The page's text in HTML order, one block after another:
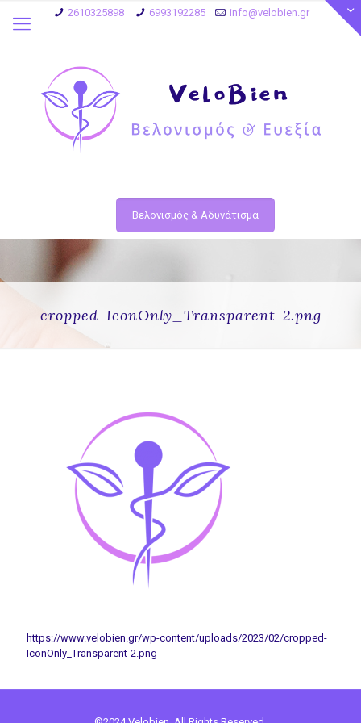
2610325898 6993192285 info@velobien.gr
Βελονισμός & Αδυνάτισμα
cropped-IconOnly_Transparent-2.png
https://www.velobien.gr/wp-content/uploads/2023/02/cropped-
IconOnly_Transparent-2.png